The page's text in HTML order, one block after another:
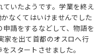
いたようです。学業を終え
なくてはいけませんでした
請をするなどして、物語を
家を出て首都のオスロへ行
スタートさせました。